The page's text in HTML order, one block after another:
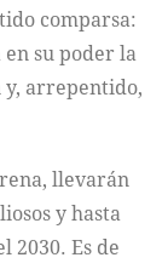
comparsa:
su poder la
arrepentido,
llevarán
y hasta
2030. Es de